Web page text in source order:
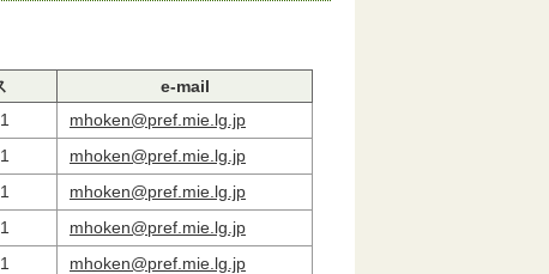
e-mail
mhoken@pref.mie.lg.jp
mhoken@pref.mie.lg.jp
mhoken@pref.mie.lg.jp
mhoken@pref.mie.lg.jp
mhoken@pref.mie.lg.jp